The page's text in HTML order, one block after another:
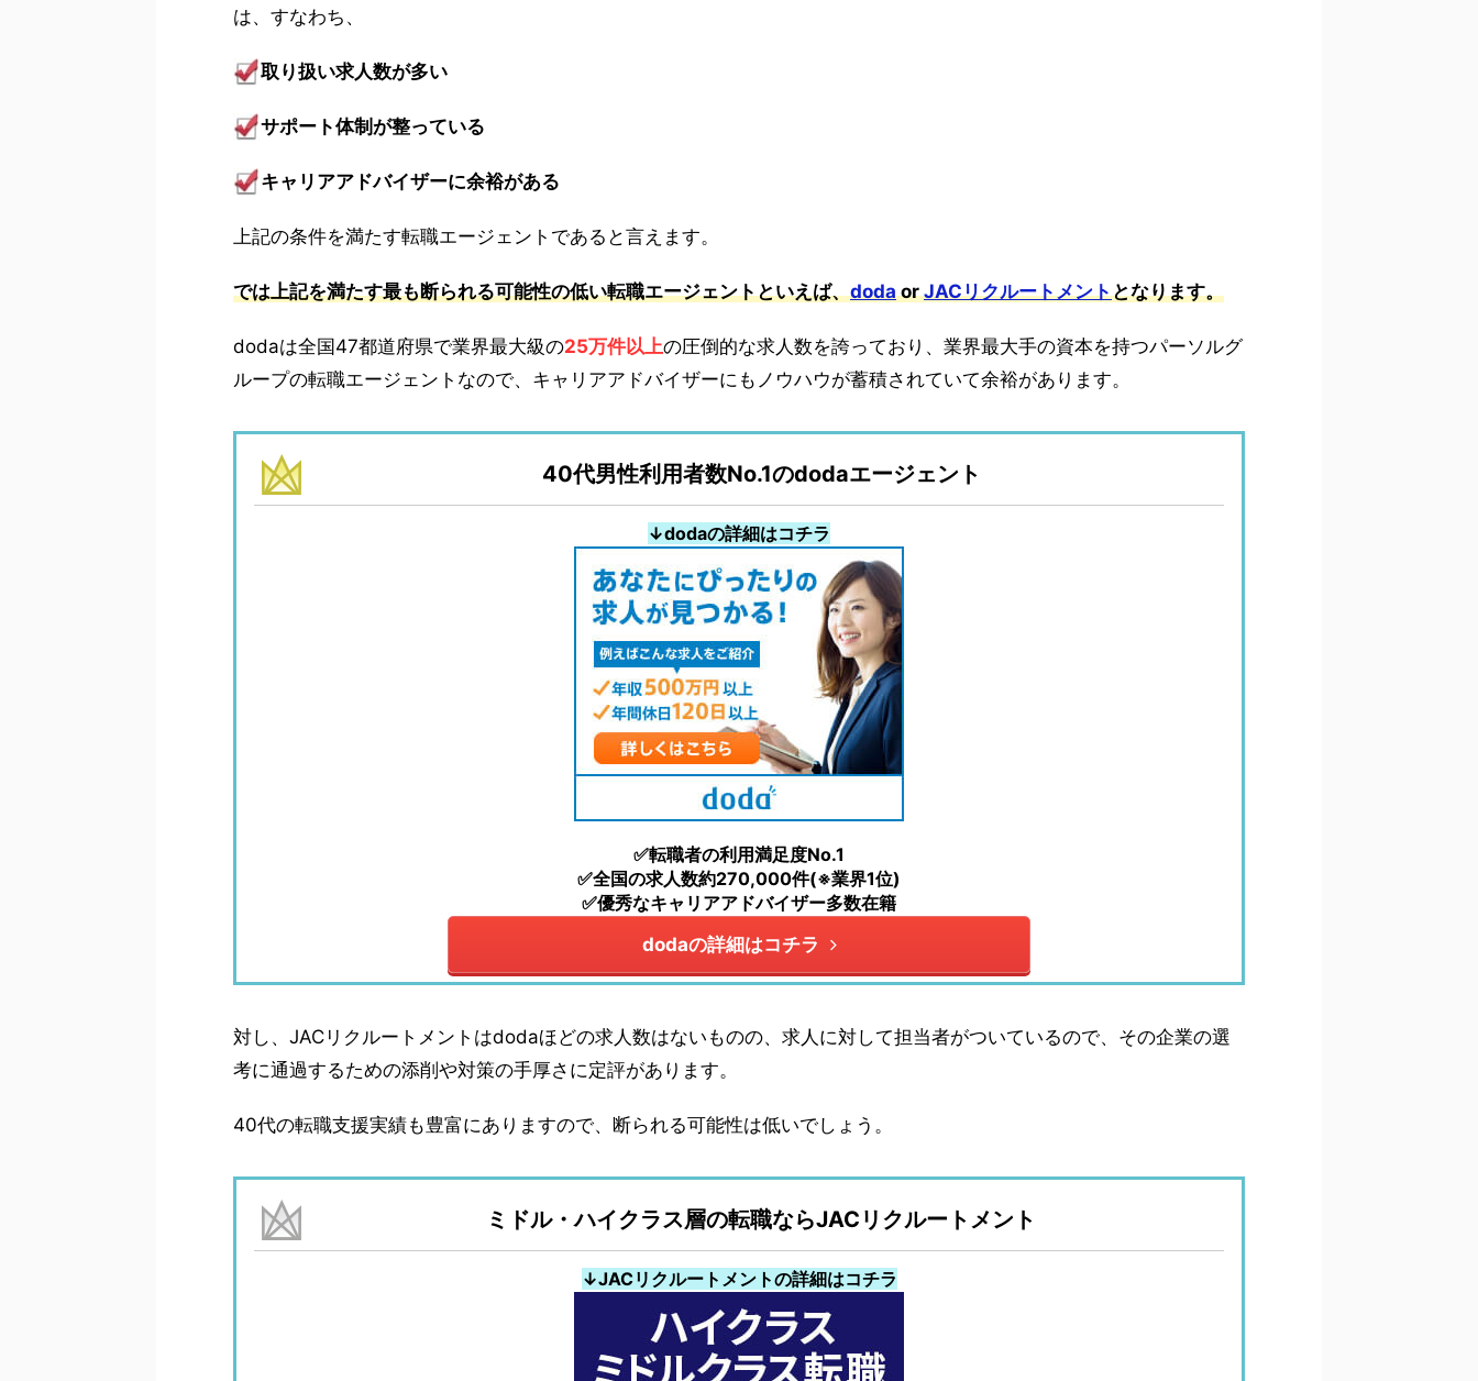
は、すなわち、
取り扱い求人数が多い
サポート体制が整っている
キャリアアドバイザーに余裕がある
上記の条件を満たす転職エージェントであると言えます。
では上記を満たす最も断られる可能性の低い転職エージェントといえば、dodaorJACリクルートメントとなります。
dodaは全国47都道府県で業界最大級の25万件以上の圧倒的な求人数を誇っており、業界最大手の資本を持つパーソルグ
ループの転職エージェントなので、キャリアアドバイザーにもノウハウが蓄積されていて余裕があります。
40代男性利用者数No.1のdodaエージェント
↓dodaの詳細はコチラ
✅転職者の利用満足度No.1
✅全国の求人数約270,000件(※業界1位)
✅優秀なキャリアアドバイザー多数在籍
dodaの詳細はコチラ
対し、JACリクルートメントはdodaほどの求人数はないものの、求人に対して担当者がついているので、その企業の選
考に通過するための添削や対策の手厚さに定評があります。
40代の転職支援実績も豊富にありますので、断られる可能性は低いでしょう。
ミドル・ハイクラス層の転職ならJACリクルートメント
↓JACリクルートメントの詳細はコチラ